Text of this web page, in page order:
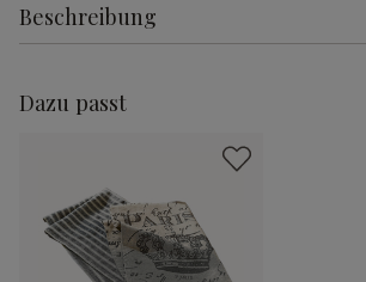
Beschreibung
Dazu passt